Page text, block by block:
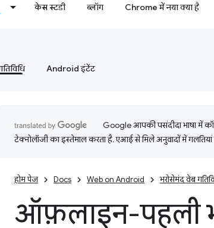
केस स्टडी ब्लॉग Chrome में नया क्या है
Android इंटेंट
Google आपकी पसंदीदा भाषा में
टेक्नोलॉजी का इस्तेमाल करता है. एआई से मिले अनुवादों में
होम पेज Docs Web on Android भरोसेमंद वेब
ऑफ़लाइन-पहली